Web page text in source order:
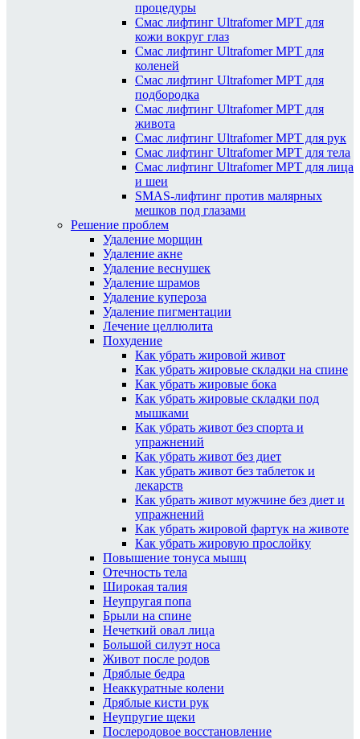
процедуры
Смас лифтинг Ultrafomer MPT для
кожи вокруг глаз
Смас лифтинг Ultrafomer MPT для
коленей
Смас лифтинг Ultrafomer MPT для
подбородка
Смас лифтинг Ultrafomer MPT для
живота
Смас лифтинг Ultrafomer MPT для рук
Смас лифтинг Ultrafomer MPT для тела
Смас лифтинг Ultrafomer MPT для лица
и шеи
SMAS-лифтинг против малярных
мешков под глазами
Решение проблем
Удаление морщин
Удаление акне
Удаление веснушек
Удаление шрамов
Удаление купероза
Удаление пигментации
Лечение целлюлита
Похудение
Как убрать жировой живот
Как убрать жировые складки на спине
Как убрать жировые бока
Как убрать жировые складки под
мышками
Как убрать живот без спорта и
упражнений
Как убрать живот без диет
Как убрать живот без таблеток и
лекарств
Как убрать живот мужчине без диет и
упражнений
Как убрать жировой фартук на животе
Как убрать жировую прослойку
Повышение тонуса мышц
Отечность тела
Широкая талия
Неупругая попа
Брыли на спине
Нечеткий овал лица
Большой силуэт носа
Живот после родов
Дряблые бедра
Неаккуратные колени
Дряблые кисти рук
Неупругие щеки
Послеродовое восстановление